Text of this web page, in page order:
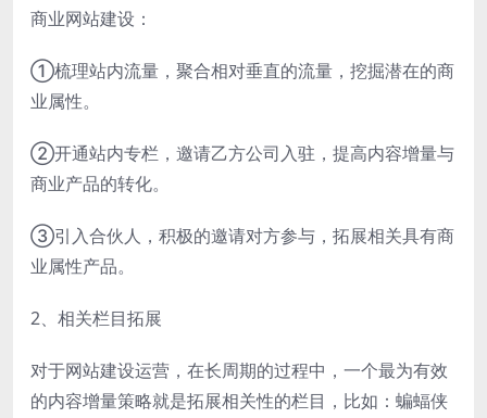
商业网站建设：
①梳理站内流量，聚合相对垂直的流量，挖掘潜在的商
业属性。
②开通站内专栏，邀请乙方公司入驻，提高内容增量与
商业产品的转化。
③引入合伙人，积极的邀请对方参与，拓展相关具有商
业属性产品。
2、相关栏目拓展
对于网站建设运营，在长周期的过程中，一个最为有效
的内容增量策略就是拓展相关性的栏目，比如：蝙蝠侠